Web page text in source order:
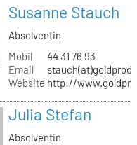
Susanne Stauch
Absolventin
Mobil
44 31 76 93
Email
Website http://
Julia Stefan
Absolventin